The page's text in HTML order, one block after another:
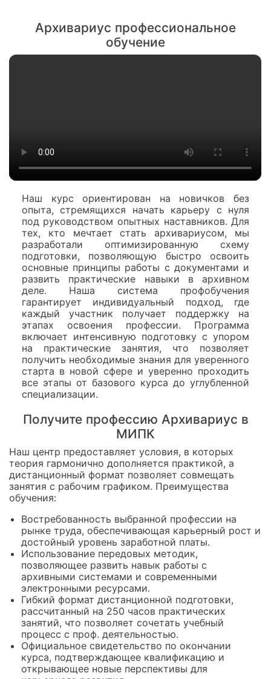
Архивариус профессиональное
обучение
Наш курс ориентирован на новичков без
опыта, стремящихся начать карьеру с нуля
под руководством опытных наставников. Для
тех, кто мечтает стать архивариусом, мы
разработали оптимизированную схему
подготовки, позволяющую быстро освоить
основные принципы работы с документами и
развить практические навыки в архивном
деле. Наша система профобучения
гарантирует индивидуальный подход, где
каждый участник получает поддержку на
этапах освоения профессии. Программа
включает интенсивную подготовку с упором
на практические занятия, что позволяет
получить необходимые знания для уверенного
старта в новой сфере и уверенно проходить
все этапы от базового курса до углубленной
специализации.
Получите профессию Архивариус в
МИПК
Наш центр предоставляет условия, в которых
теория гармонично дополняется практикой, а
дистанционный формат позволяет совмещать
занятия с рабочим графиком. Преимущества
обучения:
Востребованность выбранной профессии на
рынке труда, обеспечивающая карьерный рост и
достойный уровень заработной платы.
Использование передовых методик,
позволяющее развить навык работы с
архивными системами и современными
электронными ресурсами.
Гибкий формат дистанционной подготовки,
рассчитанный на 250 часов практических
занятий, что позволяет сочетать учебный
процесс с проф. деятельностью.
Официальное свидетельство по окончании
курса, подтверждающее квалификацию и
открывающее новые перспективы для